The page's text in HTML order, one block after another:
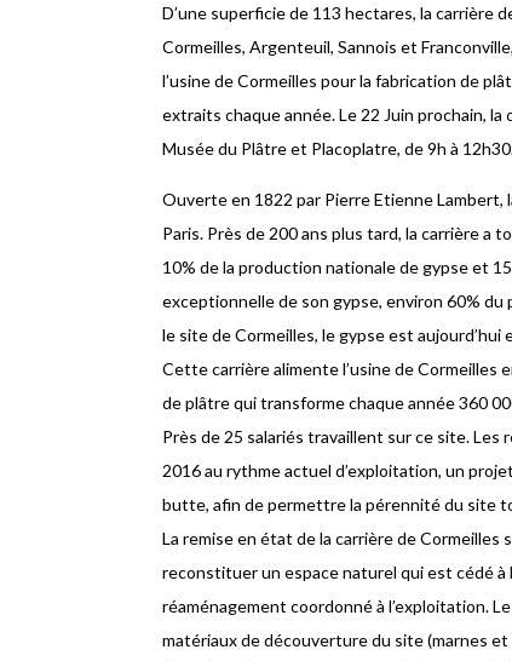
D’une superficie de 113 hectares, la carrière
Cormeilles, Argenteuil, Sannois et
l’usine de Cormeilles pour la fabrication de
extraits chaque année. Le 22 Juin prochain,
Musée du Plâtre et Placoplatre, de 9h à
Ouverte en 1822 par Pierre Etienne Lambert,
Paris. Près de 200 ans plus tard, la carrière a
10% de la production nationale de gypse et
exceptionnelle de son gypse, environ 60%
le site de Cormeilles, le gypse est aujourd’hui
Cette carrière alimente l’usine de Cormeilles
de plâtre qui transforme chaque année 360
Près de 25 salariés travaillent sur ce site. Les
2016 au rythme actuel d’exploitation, un
butte, afin de permettre la pérennité du site
La remise en état de la carrière de
reconstituer un espace naturel qui est cédé à
réaménagement coordonné à l’exploitation.
matériaux de découverture du site (marnes